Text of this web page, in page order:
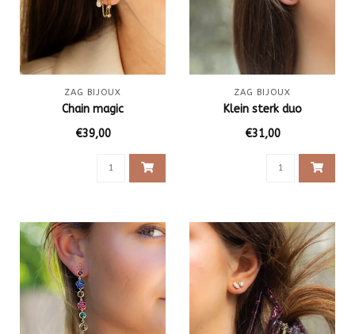
ZAG BIJOUX
Chain magic
€39,00
ZAG BIJOUX
Klein sterk duo
€31,00